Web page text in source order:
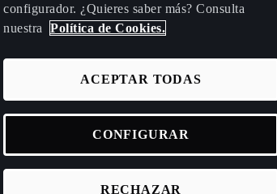
configurador. ¿Quieres saber más? Consulta
nuestra
Política de Cookies.
RECHAZAR
ACEPTAR TODAS
CONFIGURAR